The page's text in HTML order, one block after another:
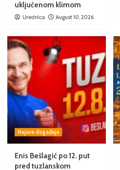
uključenom klimom
Urednica August 10, 2026
Najave događaja
Enis Bešlagić po 12. put
pred tuzlanskom